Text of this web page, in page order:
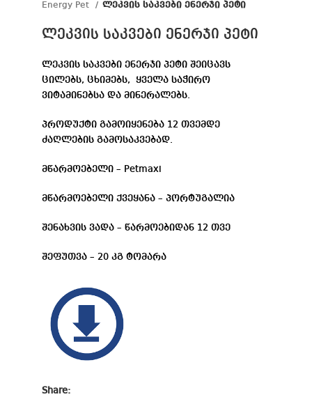
Energy Pet
ლეკვის საკვები ენერჯი პეტი
ლეკვის საკვები ენერჯი პეტი
ლეკვის საკვები ენერჯი პეტი შეიცავს
ცილებს, ცხიმებს, ყველა საჭირო
ვიტამინებსა და მინერალებს.
პროდუქტი გამოიყენება 12 თვემდე
ძაღლების გამოსაკვებად.
მწარმოებელი – Petmaxi
მწარმოებელი ქვეყანა – პორტუგალია
შენახვის ვადა – წარმოებიდან 12 თვე
შეფუთვა – 20 კგ ტომარა
Share: